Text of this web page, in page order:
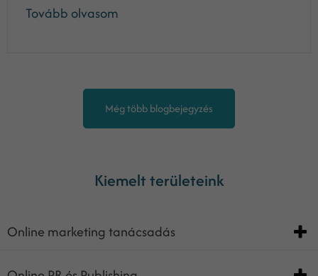
Tovább olvasom
Még több blogbejegyzés
Kiemelt területeink
Online marketing tanácsadás